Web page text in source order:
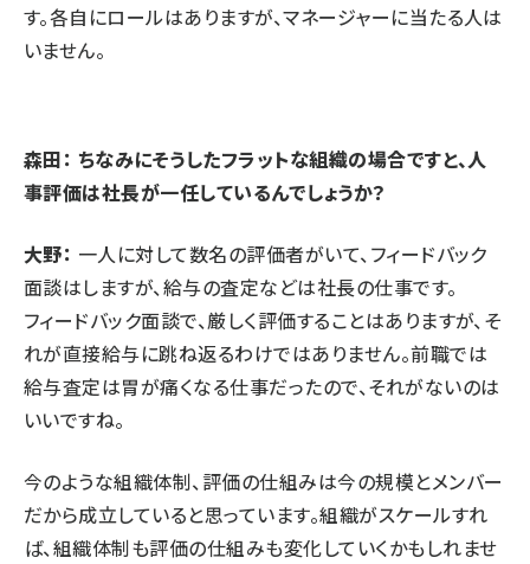
す。各自にロールはありますが、マネージャーに当たる人は
いません。
森田： ちなみにそうしたフラットな組織の場合ですと、人
事評価は社長が一任しているんでしょうか？
大野： 一人に対して数名の評価者がいて、フィードバック
面談はしますが、給与の査定などは社長の仕事です。
フィードバック面談で、厳しく評価することはありますが、そ
れが直接給与に跳ね返るわけではありません。前職では
給与査定は胃が痛くなる仕事だったので、それがないのは
いいですね。
今のような組織体制、評価の仕組みは今の規模とメンバー
だから成立していると思っています。組織がスケールすれ
ば、組織体制も評価の仕組みも変化していくかもしれませ